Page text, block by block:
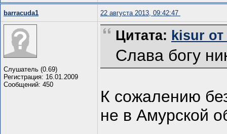
barracuda1 22 августа 2013, 09:42:47
Слушатель (0.69)
Регистрация: 16.01.2009
Сообщений: 450
Цитата: kisur от
Слава богу
К сожалению
не в Амурской